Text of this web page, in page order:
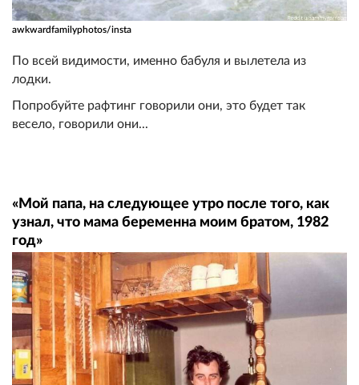
awkwardfamilyphotos/insta
По всей видимости, именно бабуля и вылетела из
лодки.
Попробуйте рафтинг говорили они, это будет так
весело, говорили они...
«Мой папа, на следующее утро после того, как
узнал, что мама беременна моим братом, 1982
год»